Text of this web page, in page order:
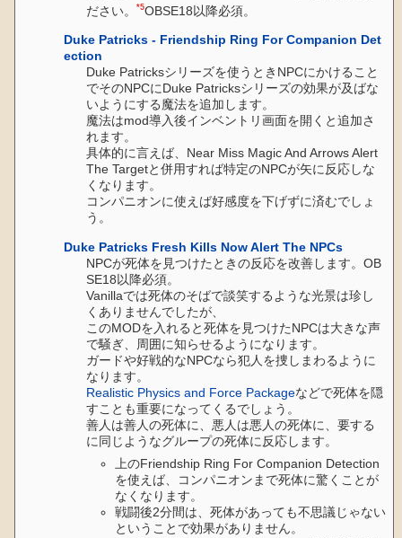
ださい。*5OBSE18以降必須。
Duke Patricks - Friendship Ring For Companion Det
ection
Duke Patricksシリーズを使うときNPCにかけること
でそのNPCにDuke Patricksシリーズの効果が及ばな
いようにする魔法を追加します。
魔法はmod導入後インベントリ画面を開くと追加さ
れます。
具体的に言えば、Near Miss Magic And Arrows Alert
The Targetと併用すれば特定のNPCが矢に反応しな
くなります。
コンパニオンに使えば好感度を下げずに済むでしょ
う。
Duke Patricks Fresh Kills Now Alert The NPCs
NPCが死体を見つけたときの反応を改善します。OB
SE18以降必須。
Vanillaでは死体のそばで談笑するような光景は珍し
くありませんでしたが、
このMODを入れると死体を見つけたNPCは大きな声
で騒ぎ、周囲に知らせるようになります。
ガードや好戦的なNPCなら犯人を捜しまわるように
なります。
Realistic Physics and Force Packageなどで死体を隠
すことも重要になってくるでしょう。
善人は善人の死体に、悪人は悪人の死体に、要する
に同じようなグループの死体に反応します。
上のFriendship Ring For Companion Detection
を使えば、コンパニオンまで死体に驚くことが
なくなります。
戦闘後2分間は、死体があっても不思議じゃない
ということで効果がありません。